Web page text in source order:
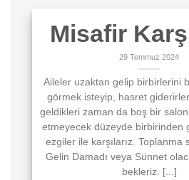
Misafir
29 Temmuz 2024
Aileler uzaktan gelip birbirlerini
görmek isteyip, hasret
geldikleri zaman da boş bir
etmeyecek düzeyde birbirinden
ezgiler ile karşılarız. Toplanma
Gelin Damadı veya Sünnet
bekleriz. [...]